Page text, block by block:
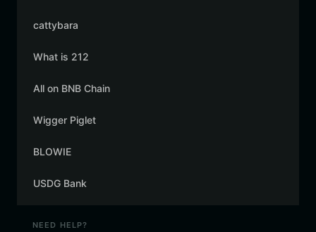
cattybara
What is 212
All on BNB Chain
Wigger Piglet
BLOWIE
USDG Bank
NEED HELP?